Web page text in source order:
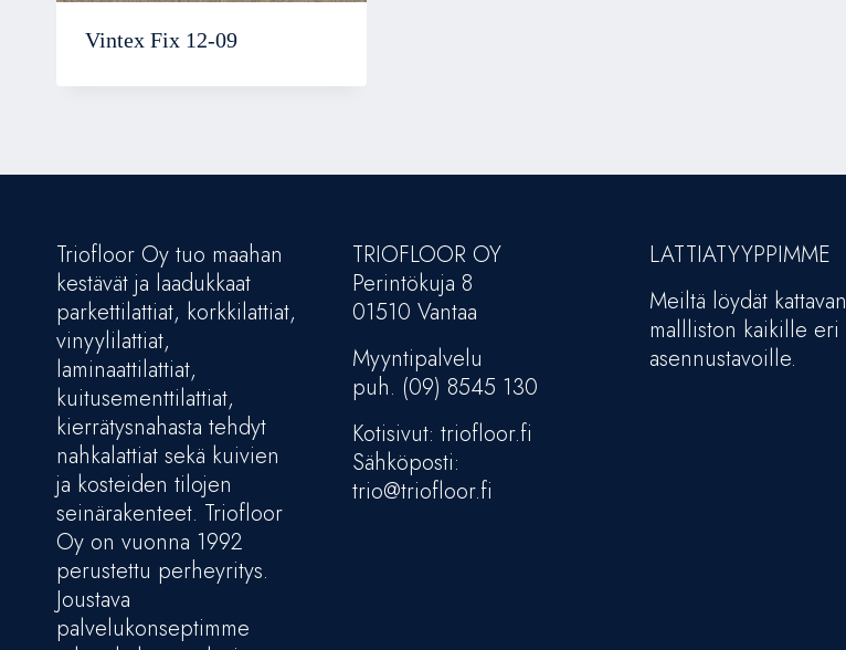
Vintex Fix 12-09
Triofloor Oy tuo maahan
kestävät ja laadukkaat
parkettilattiat, korkkilattiat,
vinyylilattiat,
laminaattilattiat,
kuitusementtilattiat,
kierrätysnahasta tehdyt
nahkalattiat sekä kuivien
ja kosteiden tilojen
seinärakenteet. Triofloor
Oy on vuonna 1992
perustettu perheyritys.
Joustava
palvelukonseptimme
TRIOFLOOR OY
Perintökuja 8
01510 Vantaa
Myyntipalvelu
puh. (09) 8545 130
Kotisivut: triofloor.fi
Sähköposti:
trio@triofloor.fi
LATTIATYYPPIMME
Meiltä löydät kattavan
mallliston kaikille eri
asennustavoille.